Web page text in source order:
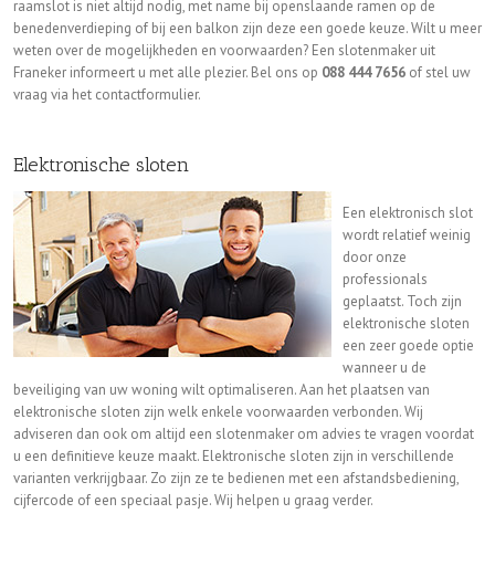
raamslot is niet altijd nodig, met name bij openslaande ramen op de
benedenverdieping of bij een balkon zijn deze een goede keuze. Wilt u meer
weten over de mogelijkheden en voorwaarden? Een slotenmaker uit
Franeker informeert u met alle plezier. Bel ons op 088 444 7656 of stel uw
vraag via het contactformulier.
Elektronische sloten
Een elektronisch slot
wordt relatief weinig
door onze
professionals
geplaatst. Toch zijn
elektronische sloten
een zeer goede optie
wanneer u de
beveiliging van uw woning wilt optimaliseren. Aan het plaatsen van
elektronische sloten zijn welk enkele voorwaarden verbonden. Wij
adviseren dan ook om altijd een slotenmaker om advies te vragen voordat
u een definitieve keuze maakt. Elektronische sloten zijn in verschillende
varianten verkrijgbaar. Zo zijn ze te bedienen met een afstandsbediening,
cijfercode of een speciaal pasje. Wij helpen u graag verder.